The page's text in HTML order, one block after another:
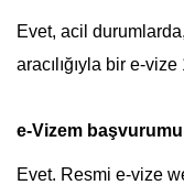
Evet, acil
aracılığıyla bir e-
e-Vizem
Evet. Resmi e-vize